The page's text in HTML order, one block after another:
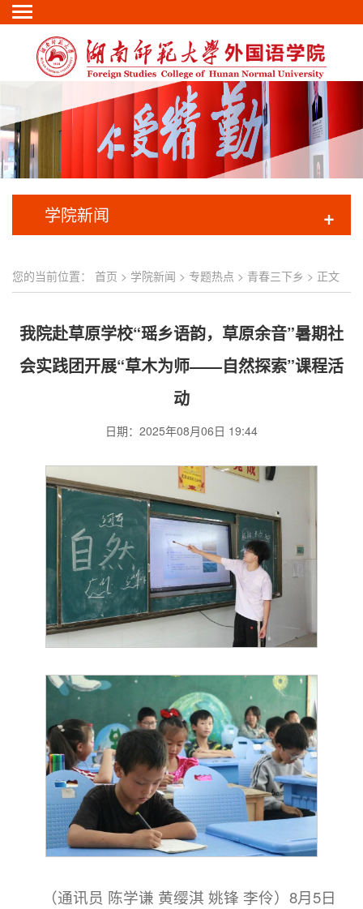
学院新闻 +
您的当前位置： 首页 > 学院新闻 > 专题热点 > 青春三下乡 > 正文
我院赴草原学校“瑶乡语韵，草原余音”暑期社
会实践团开展“草木为师——自然探索”课程活
动
日期：2025年08月06日 19:44
（通讯员 陈学谦 黄缨淇 姚锋 李伶）8月5日